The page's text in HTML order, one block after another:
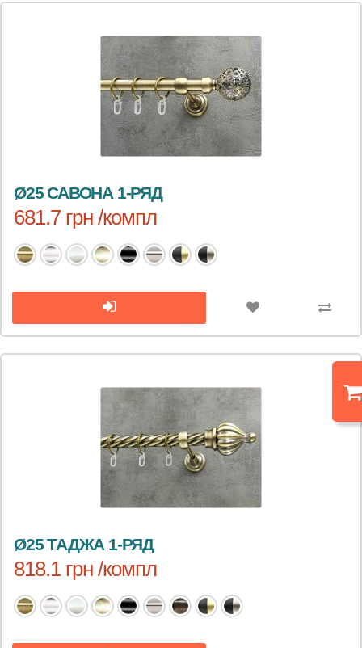
Ø25 САВОНА 1-РЯД
681.7 грн /компл
Ø25 ТАДЖА 1-РЯД
818.1 грн /компл